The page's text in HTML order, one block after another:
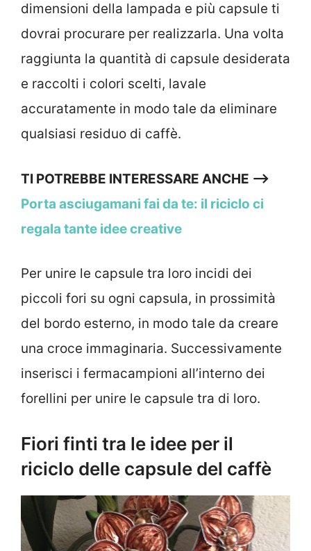
dimensioni della lampada e più capsule ti
dovrai procurare per realizzarla. Una volta
raggiunta la quantità di capsule desiderata
e raccolti i colori scelti, lavale
accuratamente in modo tale da eliminare
qualsiasi residuo di caffè.
TI POTREBBE INTERESSARE ANCHE —>
Porta asciugamani fai da te: il riciclo ci
regala tante idee creative
Per unire le capsule tra loro incidi dei
piccoli fori su ogni capsula, in prossimità
del bordo esterno, in modo tale da creare
una croce immaginaria. Successivamente
inserisci i fermacampioni all’interno dei
forellini per unire le capsule tra di loro.
Fiori finti tra le idee per il
riciclo delle capsule del caffè